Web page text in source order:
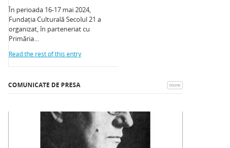
În perioada 16-17 mai 2024,
Fundația Culturală Secolul 21 a
organizat, în parteneriat cu
Primăria…
Read the rest of this entry
COMUNICATE DE PRESA more